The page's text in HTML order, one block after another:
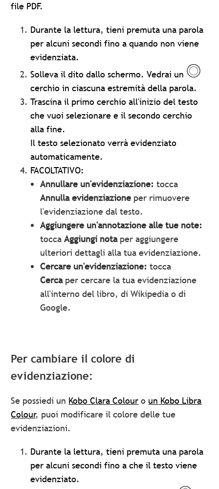
file PDF.
Durante la lettura, tieni premuta una parola
per alcuni secondi fino a quando non viene
evidenziata.
Solleva il dito dallo schermo. Vedrai un
cerchio in ciascuna estremità della parola.
Trascina il primo cerchio all'inizio del testo
che vuoi selezionare e il secondo cerchio
alla fine.
Il testo selezionato verrà evidenziato
automaticamente.
FACOLTATIVO:
Annullare un'evidenziazione: tocca
Annulla evidenziazione per rimuovere
l'evidenziazione dal testo.
Aggiungere un'annotazione alle tue note:
toccaAggiungi notaper aggiungere
ulteriori dettagli alla tua evidenziazione.
Cercare un'evidenziazione: tocca
Cerca per cercare la tua evidenziazione
all'interno del libro, di Wikipedia o di
Google.
Per cambiare il colore di
evidenziazione:
Se possiedi un Kobo Clara Colour o un Kobo Libra
Colour, puoi modificare il colore delle tue
evidenziazioni.
Durante la lettura, tieni premuta una parola
per alcuni secondi fino a che il testo viene
evidenziato.